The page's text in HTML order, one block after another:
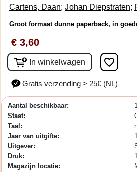
Cartens, Daan; Johan Diepstraten;
Groot formaat dunne paperback, in
€ 3,60
In winkelwagen favorite_border
Gratis verzending > 25€ (NL)
Aantal beschikbaar:
Staat:
Taal:
Jaar van uitgifte:
Uitgever:
Druk:
Magazijn locatie: